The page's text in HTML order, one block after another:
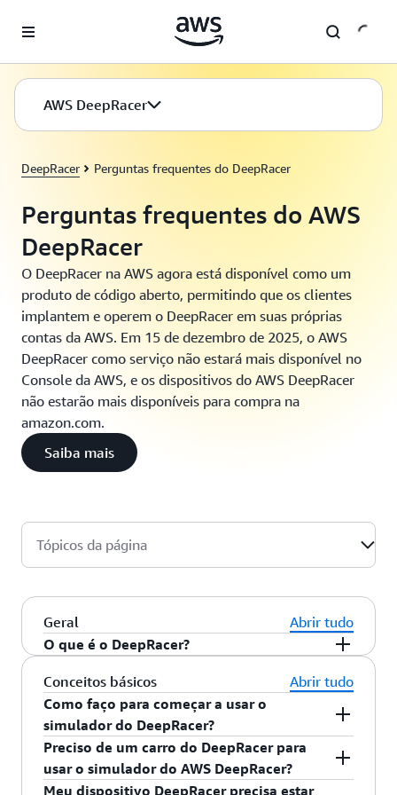
Pular para o conteúdo principal
AWS DeepRacer
DeepRacer Perguntas frequentes do DeepRacer
Perguntas frequentes do AWS
DeepRacer
O DeepRacer na AWS agora está disponível como um
produto de código aberto, permitindo que os clientes
implantem e operem o DeepRacer em suas próprias
contas da AWS. Em 15 de dezembro de 2025, o AWS
DeepRacer como serviço não estará mais disponível no
Console da AWS, e os dispositivos do AWS DeepRacer
não estarão mais disponíveis para compra na
amazon.com.
Saiba mais
Tópicos da página
Geral
Abrir tudo
O que é o DeepRacer?
O DeepRacer é a forma mais rápida de começar a
correr, literalmente, com o aprendizado por
reforço (RL), com um carro de corrida totalmente
autônomo na escala de 1:18 dirigido por meio de
aprendizado por reforço e um simulador de
corridas 3D. Qualquer pessoa pode treinar, avaliar
Conceitos básicos
Abrir tudo
Como faço para começar a usar o
simulador do DeepRacer?
O simulador do DeepRacer oferece um tutorial
para que você comece a usar o aprendizado por
Preciso de um carro do DeepRacer para
usar o simulador do AWS DeepRacer?
Meu dispositivo DeepRacer precisa estar